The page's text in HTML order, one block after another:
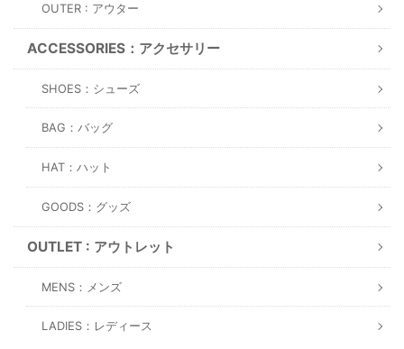
OUTER : アウター
ACCESSORIES：アクセサリー
SHOES：シューズ
BAG：バッグ
HAT：ハット
GOODS：グッズ
OUTLET : アウトレット
MENS：メンズ
LADIES：レディース